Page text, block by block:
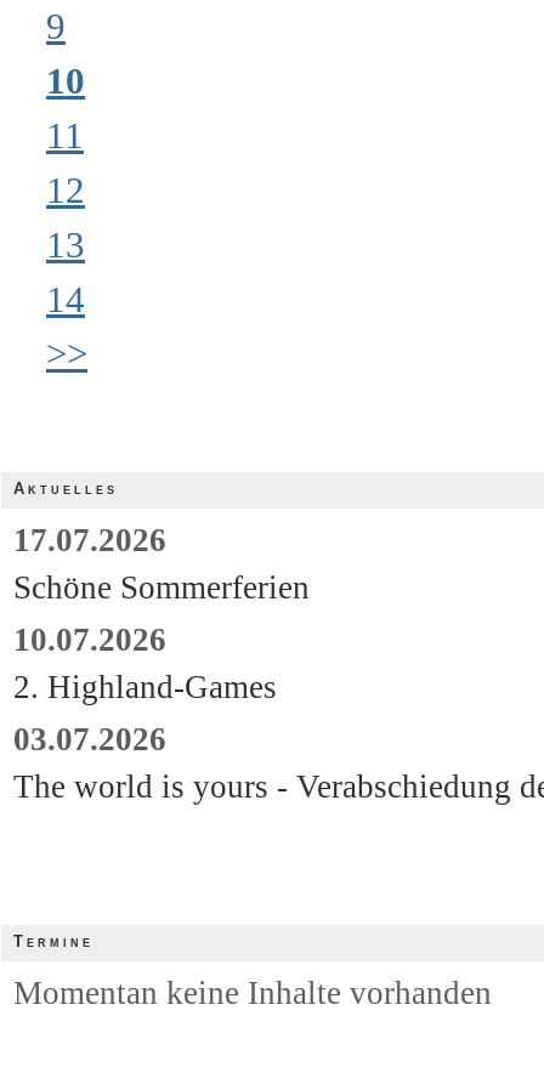
9
10
11
12
13
14
>>
Aktuelles
17.07.2026
Schöne Sommerferien
10.07.2026
2. Highland-Games
03.07.2026
The world is yours - Verabschiedung
Termine
Momentan keine Inhalte vorhanden